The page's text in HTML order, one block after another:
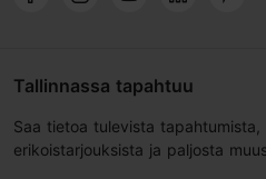
Tallinnassa tapahtuu
Saa tietoa tulevista tapahtumista,
erikoistarjouksista ja paljosta